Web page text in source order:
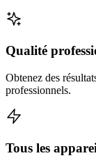
Qualité
Obtenez des
professionnels.
Tous les